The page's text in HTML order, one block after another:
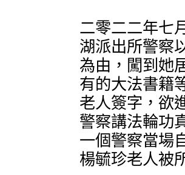
二零二二年七
湖派出所警察
為由，闖到她
有的大法書籍
老人簽字，欲
警察講法輪功
一個警察當場
楊毓珍老人被